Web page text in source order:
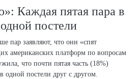
Каждая пятая пара в
постели
пар заявляют, что они «спят
американских платформ по вопросам
что почти пятая часть (18%)
одной постели друг с другом.